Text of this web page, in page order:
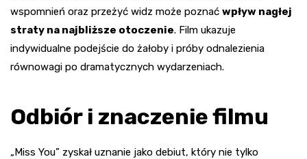
wspomnień oraz przeżyć widz może poznać wpływ nagłej
straty na najbliższe otoczenie. Film ukazuje
indywidualne podejście do żałoby i próby odnalezienia
równowagi po dramatycznych wydarzeniach.
Odbiór i znaczenie filmu
„Miss You” zyskał uznanie jako debiut, który nie tylko